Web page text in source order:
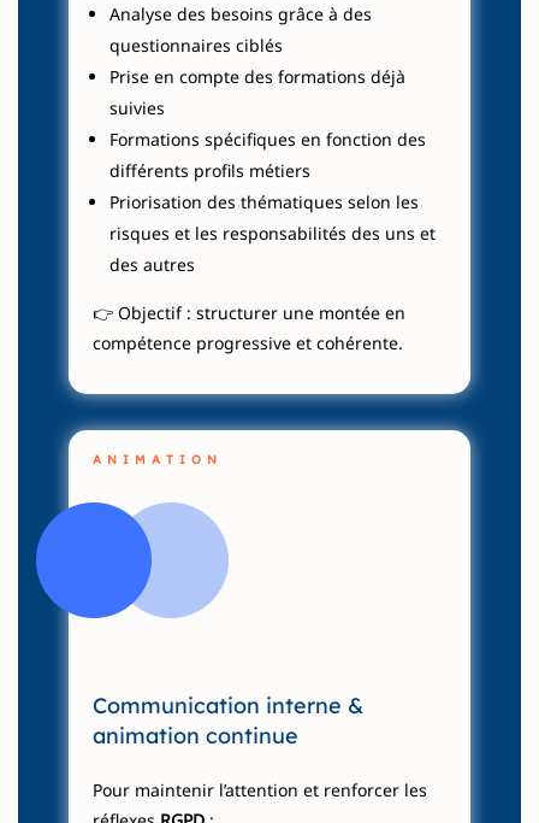
Analyse des besoins grâce à des
questionnaires ciblés
Prise en compte des formations déjà
suivies
Formations spécifiques en fonction des
différents profils métiers
Priorisation des thématiques selon les
risques et les responsabilités des uns et
des autres
👉 Objectif : structurer une montée en
compétence progressive et cohérente.
ANIMATION
Communication interne &
animation continue
Pour maintenir l’attention et renforcer les